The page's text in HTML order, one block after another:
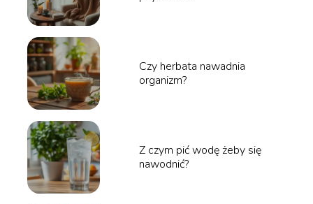
Czy herbata nawadnia
organizm?
Z czym pić wodę żeby się
nawodnić?